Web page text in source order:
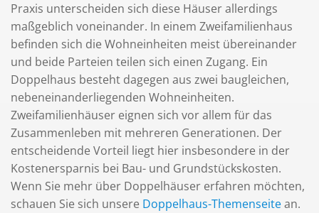
Praxis unterscheiden sich diese Häuser allerdings
maßgeblich voneinander. In einem Zweifamilienhaus
befinden sich die Wohneinheiten meist übereinander
und beide Parteien teilen sich einen Zugang. Ein
Doppelhaus besteht dagegen aus zwei baugleichen,
nebeneinanderliegenden Wohneinheiten.
Zweifamilienhäuser eignen sich vor allem für das
Zusammenleben mit mehreren Generationen. Der
entscheidende Vorteil liegt hier insbesondere in der
Kostenersparnis bei Bau- und Grundstückskosten.
Wenn Sie mehr über Doppelhäuser erfahren möchten,
schauen Sie sich unsere Doppelhaus-Themenseitean.